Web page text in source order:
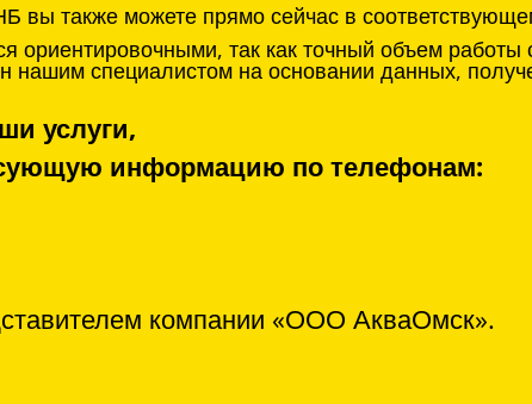
вы также можете прямо сейчас в
так как точный объем работы
нашим специалистом на основании данных,
услуги,
информацию по телефонам:
компании «ООО АкваОмск».